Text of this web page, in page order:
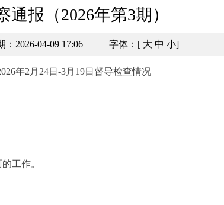
通报（2026年第3期）
：2026-04-09 17:06 字体：[ 大 中 小]
年2月24日-3月19日督导检查情况
工作。